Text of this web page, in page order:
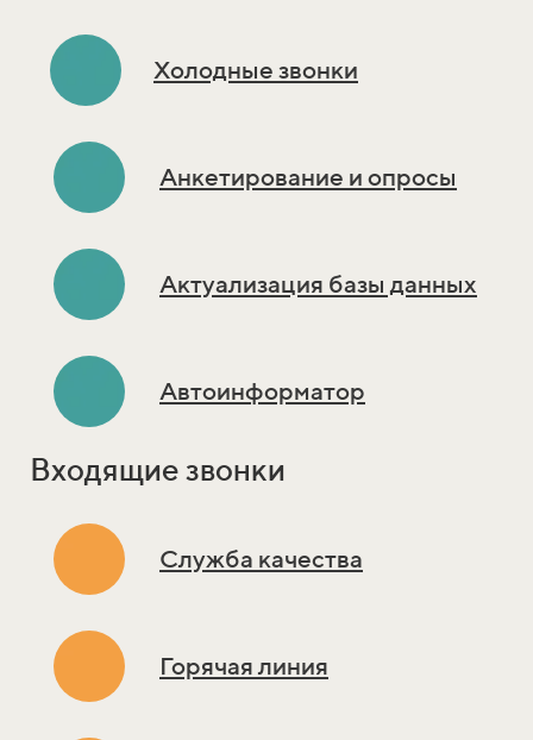
Холодные звонки
Анкетирование и опросы
Актуализация базы данных
Автоинформатор
Входящие звонки
Служба качества
Горячая линия